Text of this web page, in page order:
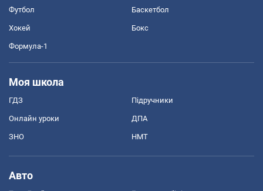
Футбол Баскетбол
Хокей Бокс
Формула-1
Моя школа
ГДЗ Підручники
Онлайн уроки ДПА
ЗНО НМТ
Авто